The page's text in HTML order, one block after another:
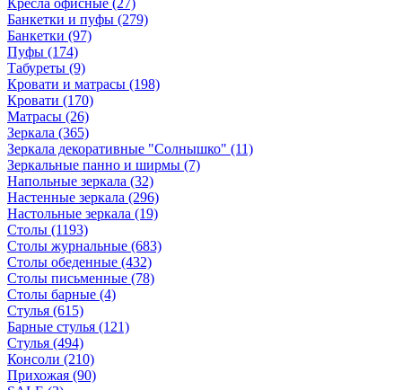
Кресла офисные (27)
Банкетки и пуфы (279)
Банкетки (97)
Пуфы (174)
Табуреты (9)
Кровати и матрасы (198)
Кровати (170)
Матрасы (26)
Зеркала (365)
Зеркала декоративные "Солнышко" (11)
Зеркальные панно и ширмы (7)
Напольные зеркала (32)
Настенные зеркала (296)
Настольные зеркала (19)
Столы (1193)
Столы журнальные (683)
Столы обеденные (432)
Столы письменные (78)
Столы барные (4)
Стулья (615)
Барные стулья (121)
Стулья (494)
Консоли (210)
Прихожая (90)